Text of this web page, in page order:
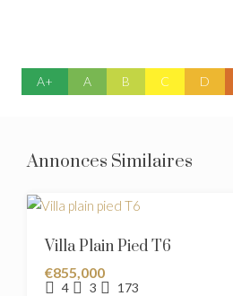
A+ A B C D
Annonces Similaires
Villa Plain Pied T6
€855,000
4 3 173